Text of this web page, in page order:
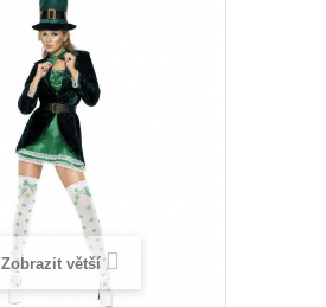
Zobrazit větší